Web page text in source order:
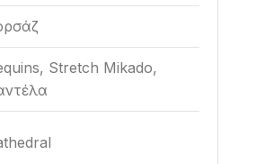
Stretch Mikado,